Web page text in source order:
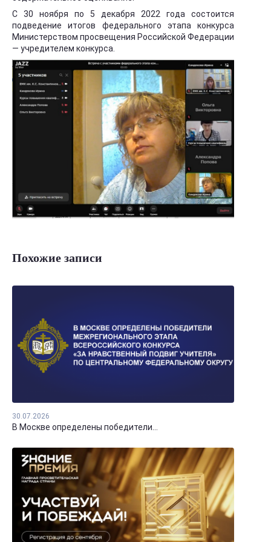
С 30 ноября по 5 декабря 2022 года состоится
подведение итогов федерального этапа конкурса
Министерством просвещения Российской Федерации
— учредителем конкурса.
Похожие записи
30.07.2026
В Москве определены победители...